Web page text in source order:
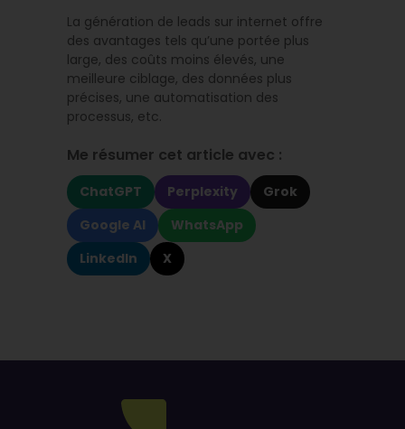
La génération de leads sur internet offre
des avantages tels qu’une portée plus
large, des coûts moins élevés, une
meilleure ciblage, des données plus
précises, une automatisation des
processus, etc.
Me résumer cet article avec :
ChatGPT Perplexity
Grok
Google AI
WhatsApp
LinkedIn
X